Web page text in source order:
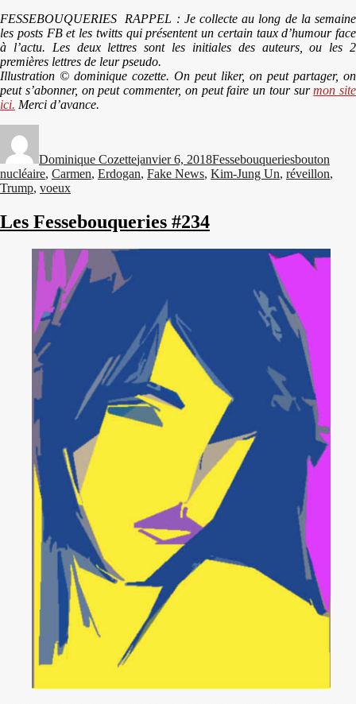
FESSEBOUQUERIES RAPPEL : Je collecte au long de la semaine
les posts FB et les twitts qui présentent un certain taux d’humour face
à l’actu. Les deux lettres sont les initiales des auteurs, ou les 2
premières lettres de leur pseudo.
Illustration © dominique cozette. On peut liker, on peut partager, on
peut s’abonner, on peut commenter, on peut faire un tour surmon site
ici. Merci d’avance.
Dominique Cozettejanvier 6, 2018Fessebouqueriesbouton
nucléaire, Carmen, Erdogan, Fake News, Kim-Jung Un, réveillon,
Trump, voeux
Les Fessebouqueries #234